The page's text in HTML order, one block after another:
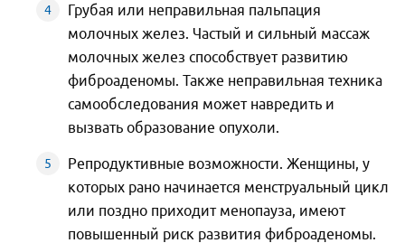
Грубая или неправильная пальпация
молочных желез. Частый и сильный массаж
молочных желез способствует развитию
фиброаденомы. Также неправильная техника
самообследования может навредить и
вызвать образование опухоли.
Репродуктивные возможности. Женщины, у
которых рано начинается менструальный цикл
или поздно приходит менопауза, имеют
повышенный риск развития фиброаденомы.